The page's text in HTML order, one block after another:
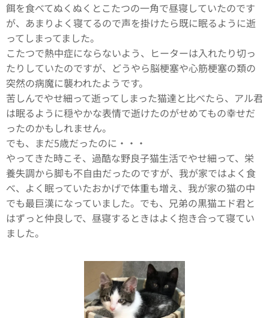
餌を食べてぬくぬくとこたつの一角で昼寝していたのです
が、あまりよく寝てるので声を掛けたら既に眠るように逝
ってしまってました。
こたつで熱中症にならないよう、ヒーターは入れたり切っ
たりしていたのですが、どうやら脳梗塞や心筋梗塞の類の
突然の病魔に襲われたようです。
苦しんでやせ細って逝ってしまった猫達と比べたら、アル君
は眠るように穏やかな表情で逝けたのがせめてもの幸せだ
ったのかもしれません。
でも、まだ5歳だったのに・・・
やってきた時こそ、過酷な野良子猫生活でやせ細って、栄
養失調から脚も不自由だったのですが、我が家ではよく食
べ、よく眠っていたおかげで体重も増え、我が家の猫の中
でも最巨漢になっていました。でも、兄弟の黒猫エド君と
はずっと仲良しで、昼寝するときはよく抱き合って寝てい
ました。